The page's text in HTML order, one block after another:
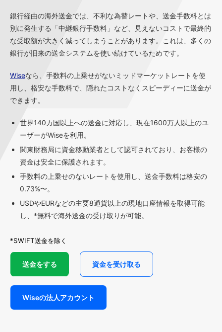
銀行経由の海外送金では、不利な為替レートや、送金手数料とは
別に発生する「中継銀行手数料」など、見えないコストで最終的
な受取額が大きく減ってしまうことがあります。これは、多くの
銀行が旧来の送金システムを使い続けているためです。
Wiseなら、手数料の上乗せがないミッドマーケットレートを使
用し、格安な手数料で、隠れたコストなくスピーディーに送金が
できます。
世界140カ国以上への送金に対応し、現在1600万人以上のユ
ーザーがWiseを利用。
関東財務局に資金移動業者として認可されており、お客様の
資金は安全に保護されます。
手数料の上乗せのないレートを使用し、送金手数料は格安の
0.73%〜。
USDやEURなどの主要8通貨以上の現地口座情報を取得可能
し、*無料で海外送金の受け取りが可能。
*SWIFT送金を除く
送金をする 資金を受け取る
Wiseの法人アカウント